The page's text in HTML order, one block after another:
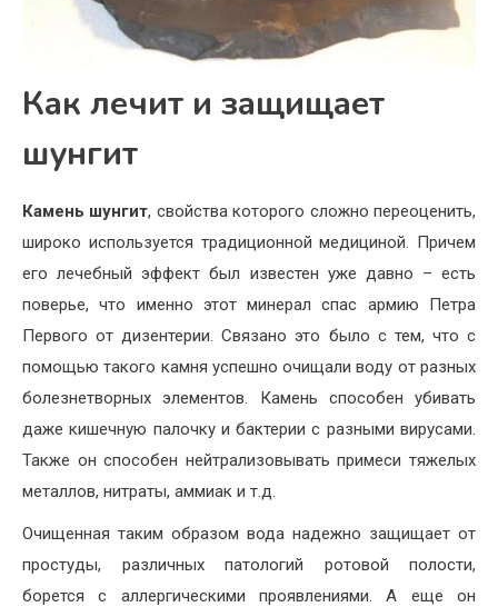
Как лечит и защищает
шунгит
Камень шунгит, свойства которого сложно переоценить,
широко используется традиционной медициной. Причем
его лечебный эффект был известен уже давно – есть
поверье, что именно этот минерал спас армию Петра
Первого от дизентерии. Связано это было с тем, что с
помощью такого камня успешно очищали воду от разных
болезнетворных элементов. Камень способен убивать
даже кишечную палочку и бактерии с разными вирусами.
Также он способен нейтрализовывать примеси тяжелых
металлов, нитраты, аммиак и т.д.
Очищенная таким образом вода надежно защищает от
простуды, различных патологий ротовой полости,
борется с аллергическими проявлениями. А еще он